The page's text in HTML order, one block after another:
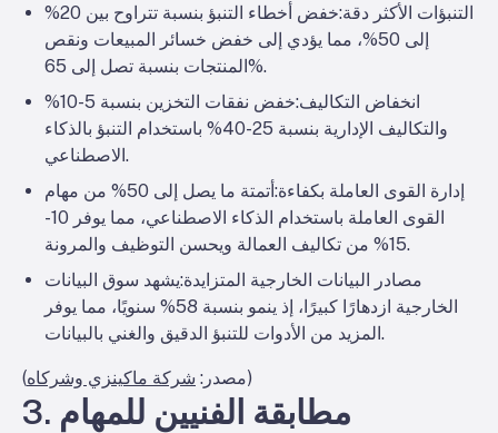
التنبؤات الأكثر دقة
:خفض أخطاء التنبؤ بنسبة تتراوح بين 20%
إلى 50%، مما يؤدي إلى خفض خسائر المبيعات ونقص
المنتجات بنسبة تصل إلى 65%.
انخفاض التكاليف
:خفض نفقات التخزين بنسبة 5-10%
والتكاليف الإدارية بنسبة 25-40% باستخدام التنبؤ بالذكاء
الاصطناعي.
إدارة القوى العاملة بكفاءة
:أتمتة ما يصل إلى 50% من مهام
القوى العاملة باستخدام الذكاء الاصطناعي، مما يوفر 10-
15% من تكاليف العمالة ويحسن التوظيف والمرونة.
مصادر البيانات الخارجية المتزايدة:يشهد سوق البيانات
الخارجية ازدهارًا كبيرًا، إذ ينمو بنسبة 58% سنويًا، مما يوفر
المزيد من الأدوات للتنبؤ الدقيق والغني بالبيانات.
(مصدر: شركة ماكينزي وشركاه )
3. مطابقة الفنيين للمهام